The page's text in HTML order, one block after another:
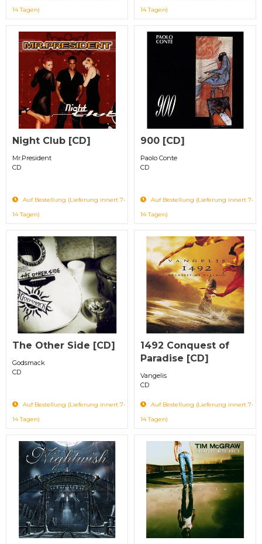
14 Tagen)
14 Tagen)
Night Club [CD]
Mr.President
CD
Auf Bestellung (Lieferung innert 7-
14 Tagen)
900 [CD]
Paolo Conte
CD
Auf Bestellung (Lieferung innert 7-
14 Tagen)
The Other Side [CD]
Godsmack
CD
Auf Bestellung (Lieferung innert 7-
14 Tagen)
1492 Conquest of
Paradise [CD]
Vangelis
CD
Auf Bestellung (Lieferung innert 7-
14 Tagen)